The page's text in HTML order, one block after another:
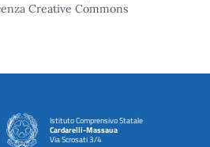
Creative Commons
Istituto Comprensivo Statale
Cardarelli-Massaua
Via Scrosati 3/4